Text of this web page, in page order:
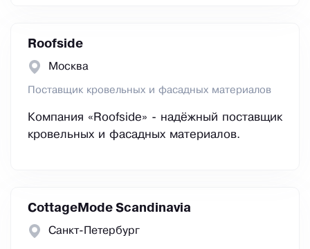
Roofside
Москва
Поставщик кровельных и фасадных материалов
Компания «Roofside» - надёжный поставщик
кровельных и фасадных материалов.
CottageMode Scandinavia
Санкт-Петербург